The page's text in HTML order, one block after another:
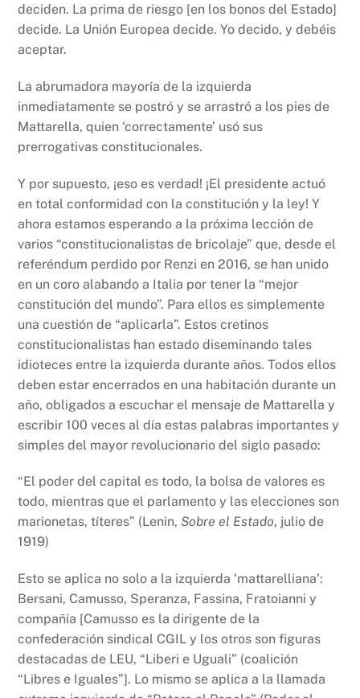
deciden. La prima de riesgo [en los bonos del Estado]
decide. La Unión Europea decide. Yo decido, y debéis
aceptar.
La abrumadora mayoría de la izquierda
inmediatamente se postró y se arrastró a los pies de
Mattarella, quien ‘correctamente’ usó sus
prerrogativas constitucionales.
Y por supuesto, ¡eso es verdad! ¡El presidente actuó
en total conformidad con la constitución y la ley! Y
ahora estamos esperando a la próxima lección de
varios “constitucionalistas de bricolaje” que, desde el
referéndum perdido por Renzi en 2016, se han unido
en un coro alabando a Italia por tener la “mejor
constitución del mundo”. Para ellos es simplemente
una cuestión de “aplicarla”. Estos cretinos
constitucionalistas han estado diseminando tales
idioteces entre la izquierda durante años. Todos ellos
deben estar encerrados en una habitación durante un
año, obligados a escuchar el mensaje de Mattarella y
escribir 100 veces al día estas palabras importantes y
simples del mayor revolucionario del siglo pasado:
“El poder del capital es todo, la bolsa de valores es
todo, mientras que el parlamento y las elecciones son
marionetas, títeres” (Lenin, Sobre el Estado, julio de
1919)
Esto se aplica no solo a la izquierda ‘mattarelliana’:
Bersani, Camusso, Speranza, Fassina, Fratoianni y
compañía [Camusso es la dirigente de la
confederación sindical CGIL y los otros son figuras
destacadas de LEU, “Liberi e Uguali” (coalición
“Libres e Iguales”]. Lo mismo se aplica a la llamada